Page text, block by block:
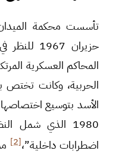
تأسست محكمة
حزيران
المحاكم العسكرية
الحربية، وكانت
1980 الذي شمل
اضطرابات داخلية”،[2]